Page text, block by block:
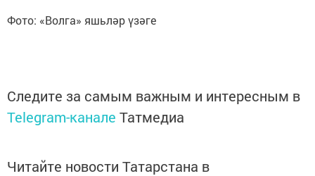
Фото: «Волга» яшьләр үзәге
Следите за самым важным и интересным в
Telegram-канале Татмедиа
Читайте новости Татарстана в